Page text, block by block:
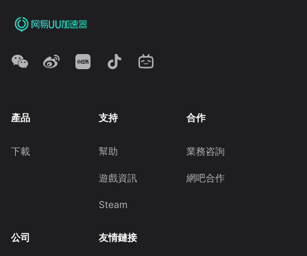
產品
下載
支持
幫助
遊戲資訊
Steam
合作
業務咨詢
網吧合作
公司 友情鏈接